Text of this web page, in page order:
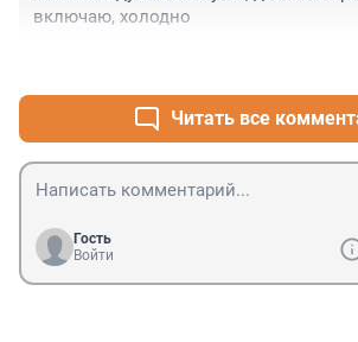
включаю, холодно
Читать все
Гость
Войти